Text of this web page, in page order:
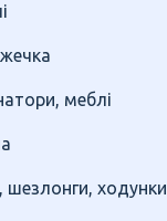
меблі
шезлонги, ходунки